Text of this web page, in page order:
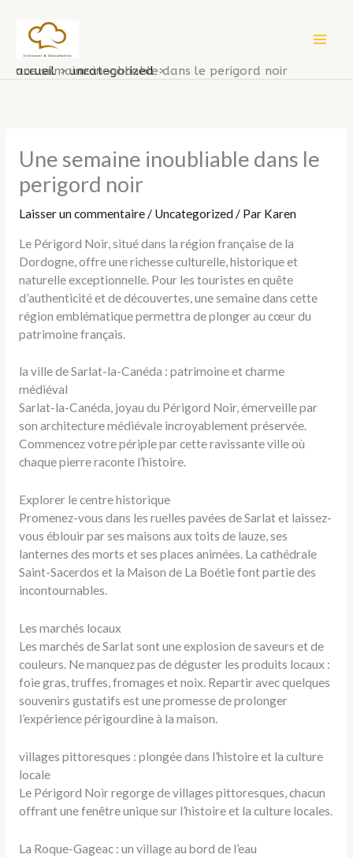
contenu
accueil uncategorized
une semaine inoubliable dans le perigord noir
Une semaine inoubliable dans le
perigord noir
Laisser un commentaire/ Uncategorized/ Par Karen
Le Périgord Noir, situé dans la région française de la
Dordogne, offre une richesse culturelle, historique et
naturelle exceptionnelle. Pour les touristes en quête
d’authenticité et de découvertes, une semaine dans cette
région emblématique permettra de plonger au cœur du
patrimoine français.
la ville de Sarlat-la-Canéda : patrimoine et charme
médiéval
Sarlat-la-Canéda, joyau du Périgord Noir, émerveille par
son architecture médiévale incroyablement préservée.
Commencez votre périple par cette ravissante ville où
chaque pierre raconte l’histoire.
Explorer le centre historique
Promenez-vous dans les ruelles pavées de Sarlat et laissez-
vous éblouir par ses maisons aux toits de lauze, ses
lanternes des morts et ses places animées. La cathédrale
Saint-Sacerdos et la Maison de La Boétie font partie des
incontournables.
Les marchés locaux
Les marchés de Sarlat sont une explosion de saveurs et de
couleurs. Ne manquez pas de déguster les produits locaux :
foie gras, truffes, fromages et noix. Repartir avec quelques
souvenirs gustatifs est une promesse de prolonger
l’expérience périgourdine à la maison.
villages pittoresques : plongée dans l’histoire et la culture
locale
Le Périgord Noir regorge de villages pittoresques, chacun
offrant une fenêtre unique sur l’histoire et la culture locales.
La Roque-Gageac : un village au bord de l’eau